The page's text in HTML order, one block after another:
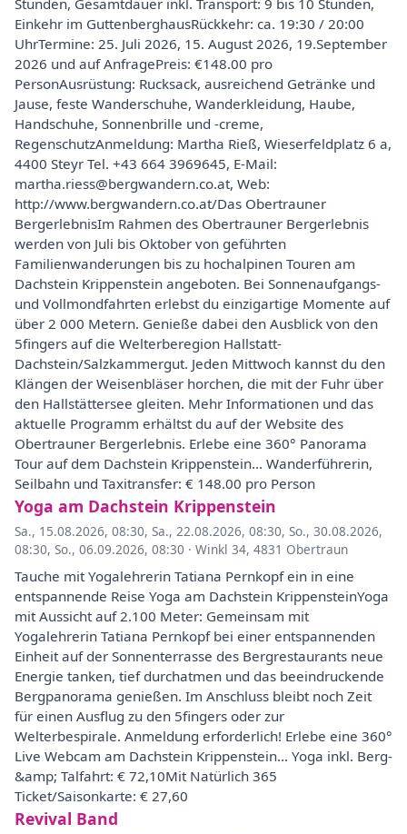
Stunden, Gesamtdauer inkl. Transport: 9 bis 10 Stunden,
Einkehr im GuttenberghausRückkehr: ca. 19:30 / 20:00
UhrTermine: 25. Juli 2026, 15. August 2026, 19.September
2026 und auf AnfragePreis: €148.00 pro
PersonAusrüstung: Rucksack, ausreichend Getränke und
Jause, feste Wanderschuhe, Wanderkleidung, Haube,
Handschuhe, Sonnenbrille und -creme,
RegenschutzAnmeldung: Martha Rieß, Wieserfeldplatz 6 a,
4400 Steyr Tel. +43 664 3969645, E-Mail:
martha.riess@bergwandern.co.at, Web:
http://www.bergwandern.co.at/Das Obertrauner
BergerlebnisIm Rahmen des Obertrauner Bergerlebnis
werden von Juli bis Oktober von geführten
Familienwanderungen bis zu hochalpinen Touren am
Dachstein Krippenstein angeboten. Bei Sonnenaufgangs-
und Vollmondfahrten erlebst du einzigartige Momente auf
über 2 000 Metern. Genieße dabei den Ausblick von den
5fingers auf die Welterberegion Hallstatt-
Dachstein/Salzkammergut. Jeden Mittwoch kannst du den
Klängen der Weisenbläser horchen, die mit der Fuhr über
den Hallstättersee gleiten. Mehr Informationen und das
aktuelle Programm erhältst du auf der Website des
Obertrauner Bergerlebnis. Erlebe eine 360° Panorama
Tour auf dem Dachstein Krippenstein... Wanderführerin,
Seilbahn und Taxitransfer: € 148.00 pro Person
Yoga am Dachstein Krippenstein
Sa., 15.08.2026, 08:30, Sa., 22.08.2026, 08:30, So., 30.08.2026,
08:30, So., 06.09.2026, 08:30 · Winkl 34, 4831 Obertraun
Tauche mit Yogalehrerin Tatiana Pernkopf ein in eine
entspannende Reise Yoga am Dachstein KrippensteinYoga
mit Aussicht auf 2.100 Meter: Gemeinsam mit
Yogalehrerin Tatiana Pernkopf bei einer entspannenden
Einheit auf der Sonnenterrasse des Bergrestaurants neue
Energie tanken, tief durchatmen und das beeindruckende
Bergpanorama genießen. Im Anschluss bleibt noch Zeit
für einen Ausflug zu den 5fingers oder zur
Welterbespirale. Anmeldung erforderlich! Erlebe eine 360°
Live Webcam am Dachstein Krippenstein... Yoga inkl. Berg-
&amp; Talfahrt: € 72,10Mit Natürlich 365
Ticket/Saisonkarte: € 27,60
Revival Band